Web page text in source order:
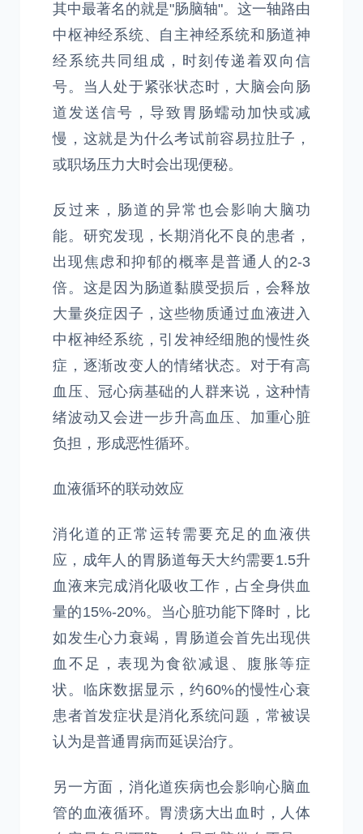
其中最著名的就是"肠脑轴"。这一轴路由
中枢神经系统、自主神经系统和肠道神
经系统共同组成，时刻传递着双向信
号。当人处于紧张状态时，大脑会向肠
道发送信号，导致胃肠蠕动加快或减
慢，这就是为什么考试前容易拉肚子，
或职场压力大时会出现便秘。
反过来，肠道的异常也会影响大脑功
能。研究发现，长期消化不良的患者，
出现焦虑和抑郁的概率是普通人的2-3
倍。这是因为肠道黏膜受损后，会释放
大量炎症因子，这些物质通过血液进入
中枢神经系统，引发神经细胞的慢性炎
症，逐渐改变人的情绪状态。对于有高
血压、冠心病基础的人群来说，这种情
绪波动又会进一步升高血压、加重心脏
负担，形成恶性循环。
血液循环的联动效应
消化道的正常运转需要充足的血液供
应，成年人的胃肠道每天大约需要1.5升
血液来完成消化吸收工作，占全身供血
量的15%-20%。当心脏功能下降时，比
如发生心力衰竭，胃肠道会首先出现供
血不足，表现为食欲减退、腹胀等症
状。临床数据显示，约60%的慢性心衰
患者首发症状是消化系统问题，常被误
认为是普通胃病而延误治疗。
另一方面，消化道疾病也会影响心脑血
管的血液循环。胃溃疡大出血时，人体